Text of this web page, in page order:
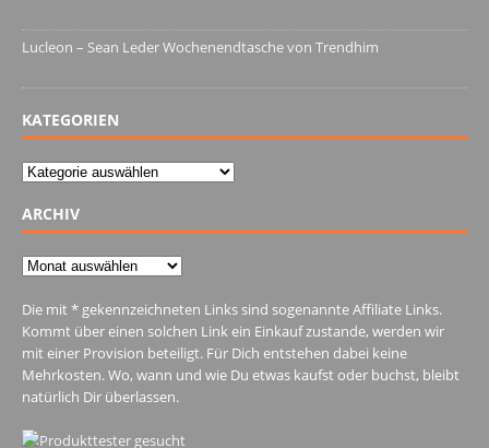
Lucleon – Sean Leder Wochenendtasche von Trendhim
KATEGORIEN
Kategorien
ARCHIV
Archiv
Die mit * gekennzeichneten Links sind sogenannte Affiliate Links.
Kommt über einen solchen Link ein Einkauf zustande, werden wir
mit einer Provision beteiligt. Für Dich entstehen dabei keine
Mehrkosten. Wo, wann und wie Du etwas kaufst oder buchst, bleibt
natürlich Dir überlassen.